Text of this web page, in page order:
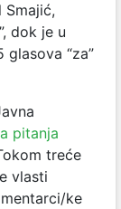
Smajić,
dok je u
“za”
pitanja
treće
vlasti
ke